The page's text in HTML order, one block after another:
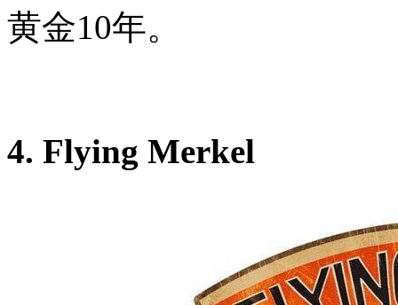
黄金10年。
4. Flying Merkel